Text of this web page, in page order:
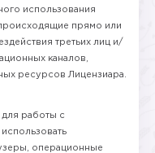
использования
прямо или
третьих лиц и/
каналов,
ресурсов Лицензиара.
для работы с
операционные